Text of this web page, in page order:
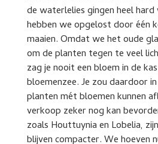
de waterlelies gingen heel
hebben we opgelost door één
maaien. Omdat we het oude
om de planten tegen te veel
zag je nooit een bloem in de
bloemenzee. Je zou daardoor
planten mét bloemen kunnen
verkoop zeker nog kan
zoals Houttuynia en Lobelia,
blijven compacter. We hoeven